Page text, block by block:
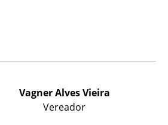
Vagner Alves Vieira
Vereador